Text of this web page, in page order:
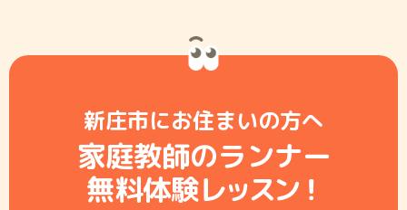
新庄市にお住まいの方へ
家庭教師のランナー
無料体験レッスン！